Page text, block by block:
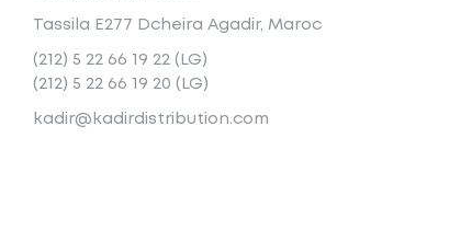
Tassila E277 Dcheira Agadir, Maroc
(212) 5 22 66 19 22 (LG)
(212) 5 22 66 19 20 (LG)
kadir@kadirdistribution.com